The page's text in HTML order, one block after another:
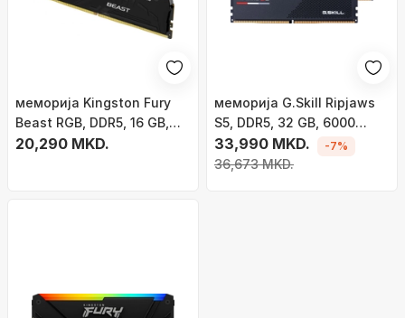
меморија Kingston Fury
Beast RGB, DDR5, 16 GB,
6000 MHz, CL30,
20,290 MKD.
меморија G.Skill Ripjaws
S5, DDR5, 32 GB, 6000
MHz, CL36, F5-
6000J3636F16GX2-RS5K
33,990 MKD.
36,673 MKD.
-7%